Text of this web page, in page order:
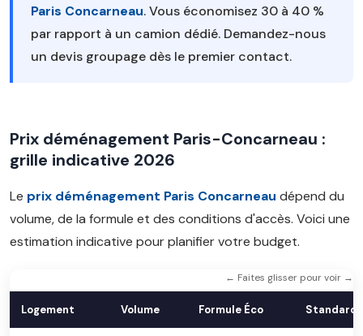
Paris Concarneau. Vous économisez 30 à 40 %
par rapport à un camion dédié. Demandez-nous
un devis groupage dès le premier contact.
Prix déménagement Paris-Concarneau :
grille indicative 2026
Le prix déménagement Paris Concarneau dépend du
volume, de la formule et des conditions d'accès. Voici une
estimation indicative pour planifier votre budget.
← Faites glisser pour voir →
Logement Volume Formule Éco Standard